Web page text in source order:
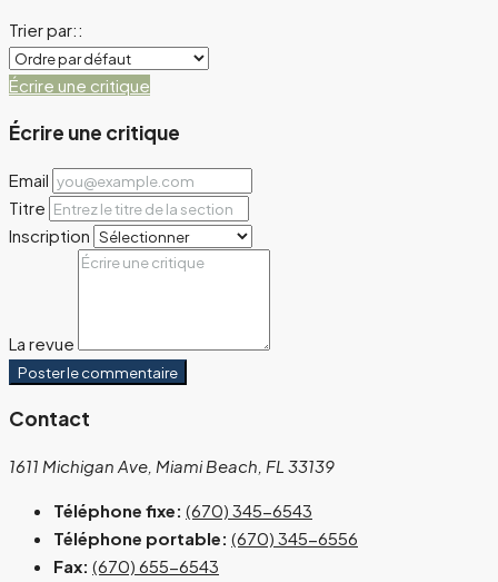
Trier par::
Écrire une critique
Écrire une critique
Email
Titre
Inscription
La revue
Poster le commentaire
Contact
1611 Michigan Ave, Miami Beach, FL 33139
Téléphone fixe: (670) 345-6543
Téléphone portable: (670) 345-6556
Fax: (670) 655-6543